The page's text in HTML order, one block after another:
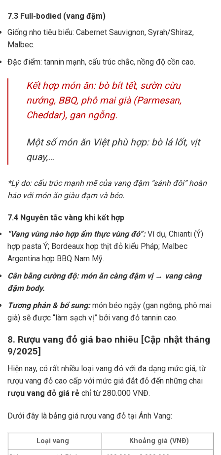
7.3 Full-bodied (vang đậm)
Giống nho tiêu biểu: Cabernet Sauvignon, Syrah/Shiraz,
Malbec.
Đặc điểm: tannin mạnh, cấu trúc chắc, nồng độ cồn cao.
Kết hợp món ăn: bò bít tết, sườn cừu
nướng, BBQ, phô mai già (Parmesan,
Cheddar), gan ngỗng.
Một số món ăn Việt phù hợp: bò lá lốt, vịt
quay,…
*Lý do: cấu trúc mạnh mẽ của vang đậm “sánh đôi” hoàn
hảo với món ăn giàu đạm và béo.
7.4 Nguyên tắc vàng khi kết hợp
“Vang vùng nào hợp ẩm thực vùng đó”:Ví dụ, Chianti (Ý)
hợp pasta Ý; Bordeaux hợp thịt đỏ kiểu Pháp; Malbec
Argentina hợp BBQ Nam Mỹ.
Cân bằng cường độ: món ăn càng đậm vị → vang càng
đậm body.
Tương phản & bổ sung:món béo ngậy (gan ngỗng, phô mai
già) sẽ được “làm sạch vị” bởi vang đỏ tannin cao.
8. Rượu vang đỏ giá bao nhiêu [Cập nhật tháng
9/2025]
Hiện nay, có rất nhiều loại vang đỏ với đa dạng mức giá, từ
rượu vang đỏ cao cấp với mức giá đắt đỏ đến những chai
rượu vang đỏ giá rẻ chỉ từ 280.000 VNĐ.
Dưới đây là bảng giá rượu vang đỏ tại Ánh Vang:
Loại vang
Khoảng giá (VNĐ)